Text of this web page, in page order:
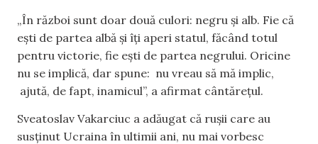
„În război sunt doar două culori: negru și alb. Fie că
ești de partea albă și îți aperi statul, făcând totul
pentru victorie, fie ești de partea negrului. Oricine
nu se implică, dar spune: nu vreau să mă implic,
ajută, de fapt, inamicul”, a afirmat cântărețul.
Sveatoslav Vakarciuc a adăugat că rușii care au
susținut Ucraina în ultimii ani, nu mai vorbesc